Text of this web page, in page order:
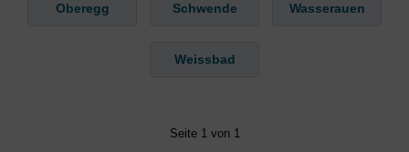
Oberegg Schwende Wasserauen
Weissbad
Seite 1 von 1